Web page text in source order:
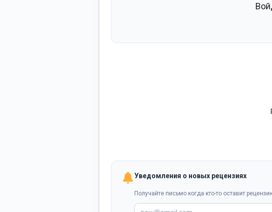
Уведомления о новых рецензиях
Получайте письмо когда кто-то оставит